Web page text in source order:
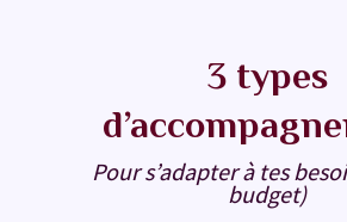
3 types
Pour s’adapter à tes
budget)